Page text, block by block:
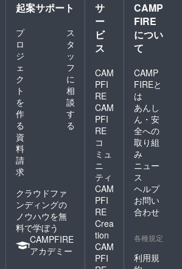
起案サポート
プ
ロ
ジ
ェ
ク
ト
を
作
る
ス
タ
ッ
フ
に
相
談
す
る
資
料
請
求
クラウドファ
ンディングの
ノウハウを無
料で学ぼう
CAMPFIRE
アカデミー
サ
ー
ビ
ス
CAM
PFI
RE
CAM
PFI
RE
コ
ミュ
ニ
ティ
CAM
PFI
RE
Crea
tion
CAM
PFI
CAMP
FIRE
につい
て
CAMP
FIREと
は
あんし
ん・安
全への
取り組
み
ニュー
ス
ヘルプ
お問い
合わせ
各種規定
利用規